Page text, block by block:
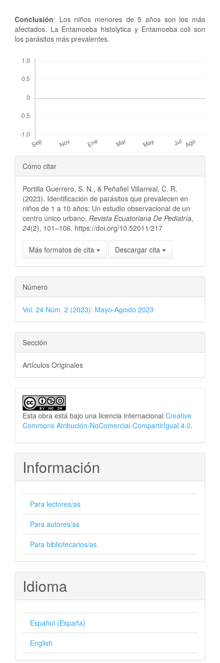
Conclusión: Los niños menores de 5 años son los más
afectados. La Entamoeba histolytica y Entamoeba coli son
los parásitos más prevalentes.
Detalles
del
artículo
Cómo citar
Portilla Guerrero, S. N., & Peñafiel Villarreal, C. R.
(2023). Identificación de parásitos que prevalecen en
niños de 1 a 10 años: Un estudio observacional de un
centro único urbano. Revista Ecuatoriana De Pediatría,
24(2), 101–106. https://doi.org/10.52011/217
Más formatos de cita Descargar cita
Número
Vol. 24 Núm. 2 (2023): Mayo-Agosto 2023
Sección
Artículos Originales
Esta obra está bajo una licencia internacional Creative
Commons Atribución-NoComercial-CompartirIgual 4.0.
Información
Para lectores/as
Para autores/as
Para bibliotecarios/as
Idioma
Español (España)
English